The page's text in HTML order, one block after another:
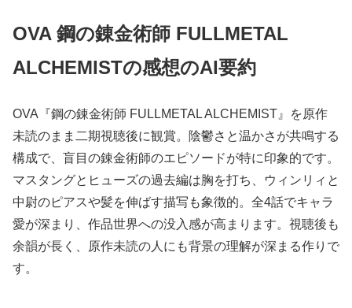
OVA 鋼の錬金術師 FULLMETAL
ALCHEMISTの感想のAI要約
OVA『鋼の錬金術師 FULLMETAL ALCHEMIST』を原作
未読のまま二期視聴後に観賞。陰鬱さと温かさが共鳴する
構成で、盲目の錬金術師のエピソードが特に印象的です。
マスタングとヒューズの過去編は胸を打ち、ウィンリィと
中尉のピアスや髪を伸ばす描写も象徴的。全4話でキャラ
愛が深まり、作品世界への没入感が高まります。視聴後も
余韻が長く、原作未読の人にも背景の理解が深まる作りで
す。